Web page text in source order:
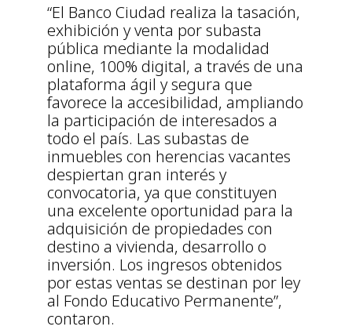
“El Banco Ciudad realiza la tasación,
exhibición y venta por subasta
pública mediante la modalidad
online, 100% digital, a través de una
plataforma ágil y segura que
favorece la accesibilidad, ampliando
la participación de interesados a
todo el país. Las subastas de
inmuebles con herencias vacantes
despiertan gran interés y
convocatoria, ya que constituyen
una excelente oportunidad para la
adquisición de propiedades con
destino a vivienda, desarrollo o
inversión. Los ingresos obtenidos
por estas ventas se destinan por ley
al Fondo Educativo Permanente”,
contaron.